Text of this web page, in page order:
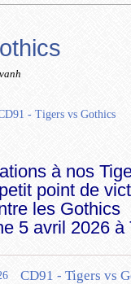
à nos
point de
les Gothics
5 avril 2026 à
CD91 - Tigers vs